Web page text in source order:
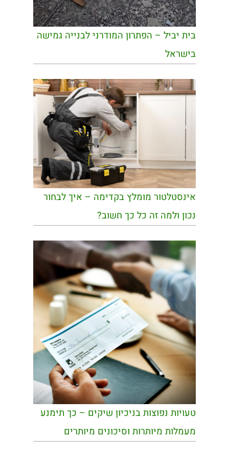
בית יביל – הפתרון המודרני לבנייה גמישה
בישראל
אינסטלטור מומלץ בקדימה – איך לבחור
נכון ולמה זה כל כך חשוב?
טעויות נפוצות בניכיון שיקים – כך תימנע
מעמלות מיותרות וסיכונים מיותרים